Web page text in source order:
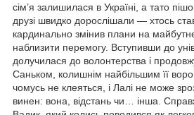
сім’я залишилася в Україні, а тато
друзі швидко дорослішали — хтось
кардинально змінив плани на
наблизити перемогу. Вступивши до
долучилася до волонтерства і
Саньком, колишнім найбільшим її
чомусь не клеяться, і Лалі не може
винен: вона, відстань чи… інша.